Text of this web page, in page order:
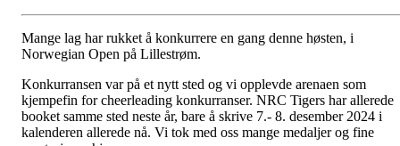
Mange lag har rukket å konkurrere en gang denne høsten, i
Norwegian Open på Lillestrøm.
Konkurransen var på et nytt sted og vi opplevde arenaen som
kjempefin for cheerleading konkurranser. NRC Tigers har allerede
booket samme sted neste år, bare å skrive 7.- 8. desember 2024 i
kalenderen allerede nå. Vi tok med oss mange medaljer og fine